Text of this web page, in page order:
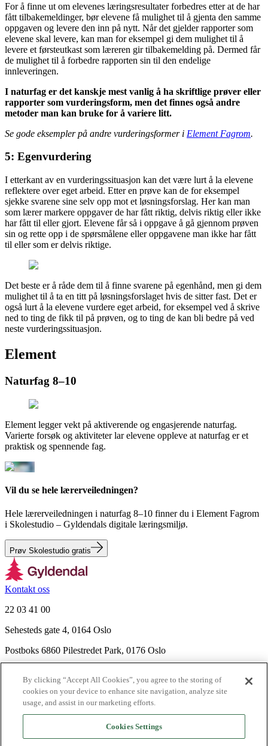
For å finne ut om elevenes læringsresultater forbedres etter at de har
fått tilbakemeldinger, bør elevene få mulighet til å gjenta den samme
oppgaven og levere den inn på nytt. Når det gjelder rapporter som
elevene skal levere, kan man for eksempel gi dem mulighet til å
levere et førsteutkast som læreren gir tilbakemelding på. Dermed får
de mulighet til å forbedre rapporten sin til den endelige
innleveringen.
I naturfag er det kanskje mest vanlig å ha skriftlige prøver eller
rapporter som vurderingsform, men det finnes også andre
metoder man kan bruke for å variere litt.
Se gode eksempler på andre vurderingsformer i Element Fagrom.
5: Egenvurdering
I etterkant av en vurderingssituasjon kan det være lurt å la elevene
reflektere over eget arbeid. Etter en prøve kan de for eksempel
sjekke svarene sine selv opp mot et løsningsforslag. Her kan man
som lærer markere oppgaver de har fått riktig, delvis riktig eller ikke
har fått til eller gjort. Elevene får så i oppgave å gå gjennom prøven
sin og rette opp i de spørsmålene eller oppgavene man ikke har fått
til eller som er delvis riktige.
Det beste er å råde dem til å finne svarene på egenhånd, men gi dem
mulighet til å ta en titt på løsningsforslaget hvis de sitter fast. Det er
også lurt å la elevene vurdere eget arbeid, for eksempel ved å skrive
ned to ting de fikk til på prøven, og to ting de kan bli bedre på ved
neste vurderingssituasjon.
Element
Naturfag 8–10
Element legger vekt på aktiverende og engasjerende naturfag.
Varierte forsøk og aktiviteter lar elevene oppleve at naturfag er et
praktisk og spennende fag.
Vil du se hele lærerveiledningen?
Hele lærerveiledningen i naturfag 8–10 finner du i Element Fagrom
i Skolestudio – Gyldendals digitale læringsmiljø.
Prøv Skolestudio gratis
Kontakt oss
22 03 41 00
Sehesteds gate 4, 0164 Oslo
Postboks 6860 Pilestredet Park, 0176 Oslo
Nyhetsbrev
Ledige stillinger
Send inn manus
By clicking “Accept All Cookies”, you agree to the storing of
cookies on your device to enhance site navigation, analyze site
usage, and assist in our marketing efforts.
Cookies Settings